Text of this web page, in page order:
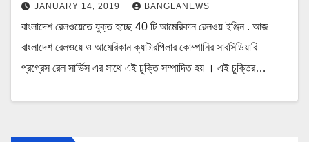
JANUARY 14, 2019 BANGLANEWS
বাংলাদেশ রেলওয়েতে যুক্ত হচ্ছে 40 টি আমেরিকান রেলওয় ইঞ্জিন . আজ
বাংলাদেশ রেলওয়ে ও আমেরিকান ক্যাটারপিলার কোম্পানির সাবসিডিয়ারি
প্রগ্রেস রেল সার্ভিস এর সাথে এই চুক্তি সম্পাদিত হয় । এই চুক্তির…